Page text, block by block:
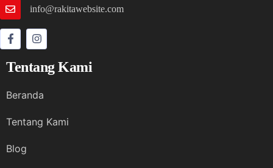
info@rakitawebsite.com
Tentang Kami
Beranda
Tentang Kami
Blog